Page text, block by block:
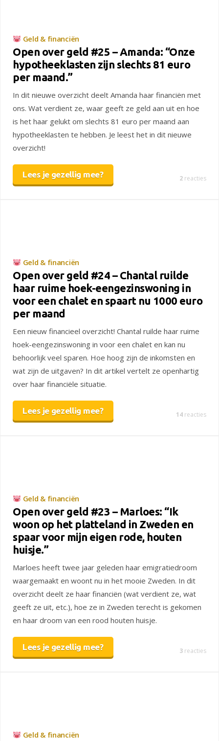
Geld & financiën
Open over geld #25 – Amanda: “Onze
hypotheeklasten zijn slechts 81 euro
per maand.”
In dit nieuwe overzicht deelt Amanda haar financiën met
ons. Wat verdient ze, waar geeft ze geld aan uit en hoe
is het haar gelukt om slechts 81 euro per maand aan
hypotheeklasten te hebben. Je leest het in dit nieuwe
overzicht!
Lees je gezellig mee? 2 reacties
Geld & financiën
Open over geld #24 – Chantal ruilde
haar ruime hoek-eengezinswoning in
voor een chalet en spaart nu 1000 euro
per maand
Een nieuw financieel overzicht! Chantal ruilde haar ruime
hoek-eengezinswoning in voor een chalet en kan nu
behoorlijk veel sparen. Hoe hoog zijn de inkomsten en
wat zijn de uitgaven? In dit artikel vertelt ze openhartig
over haar financiële situatie.
Lees je gezellig mee? 14 reacties
Geld & financiën
Open over geld #23 – Marloes: “Ik
woon op het platteland in Zweden en
spaar voor mijn eigen rode, houten
huisje.”
Marloes heeft twee jaar geleden haar emigratiedroom
waargemaakt en woont nu in het mooie Zweden. In dit
overzicht deelt ze haar financiën (wat verdient ze, wat
geeft ze uit, etc.), hoe ze in Zweden terecht is gekomen
en haar droom van een rood houten huisje.
Lees je gezellig mee? 3 reacties
Geld & financiën